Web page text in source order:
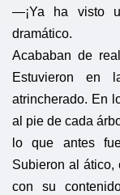
—¡Ya ha visto
dramático.
Acababan de
Estuvieron en
atrincherado. En
al pie de cada
lo que antes
Subieron al ático,
con su